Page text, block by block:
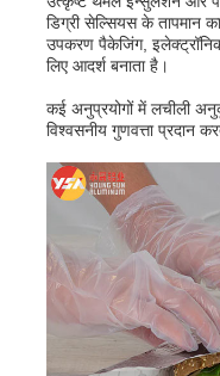
डिग्री सेल्सियस के तापमान
उपकरण पैकेजिंग,
लिए आदर्श बनाता है।
कई अनुप्रयोगों में लचीली
विश्वसनीय गुणवत्ता प्रदान